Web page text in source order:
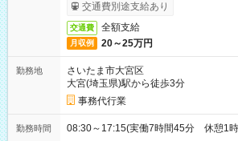
交通費別途支給あり
交通費 全額支給
月収例 20～25万円
勤務地
さいたま市大宮区
大宮(埼玉県)駅から徒歩3分
事務代行業
勤務時間 08:30～17:15(実働7時間45分 休憩1